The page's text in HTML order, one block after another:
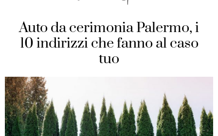
Auto da cerimonia Palermo, i
10 indirizzi che fanno al caso
tuo